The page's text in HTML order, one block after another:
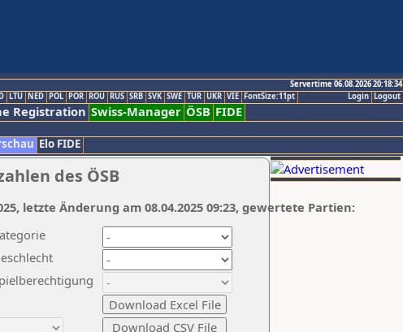
Servertime 06.08.2026 20:18:34
Logout
Login
LTU NED POL POR ROU RUS SRB SVK SWE TUR UKR VIE FontSize:11pt
Registration Swiss-Manager ÖSB FIDE
Elo FIDE
des ÖSB
letzte Änderung am 08.04.2025 09:23, gewertete Partien: